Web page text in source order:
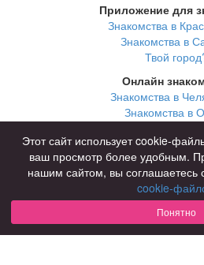
Приложение для
Знакомства в
Знакомства в
Твой
Онлайн
Знакомства в
Знакомства в
для брака и
для любви и
для дружбы
Этот сайт использует cookie-
ваш просмотр более удобным.
нашим сайтом, вы соглашаетесь
cookie-
Понятно